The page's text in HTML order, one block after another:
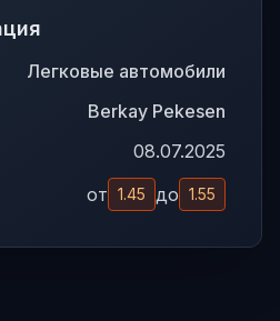
Легковые автомобили
Berkay Pekesen
08.07.2025
от 1.45 до 1.55